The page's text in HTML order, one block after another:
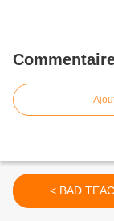
< BAD